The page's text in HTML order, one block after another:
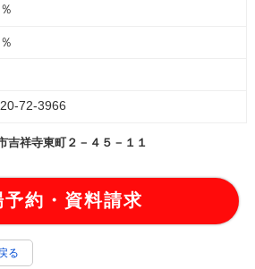
72-3966
吉祥寺東町２－４５－１１
予約・資料請求
る